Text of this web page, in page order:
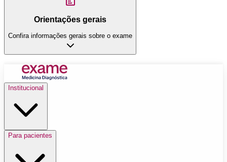
Orientações gerais
Confira informações gerais sobre o exame
Institucional
Para pacientes